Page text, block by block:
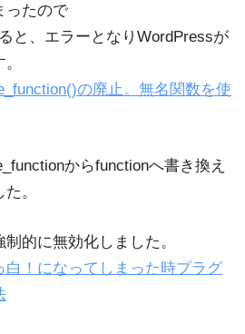
ったので
と、エラーとなりWordPressが
の廃止。無名関数を使
からfunctionへ書き換え
。
的に無効化しました。
白！になってしまった時プラグ